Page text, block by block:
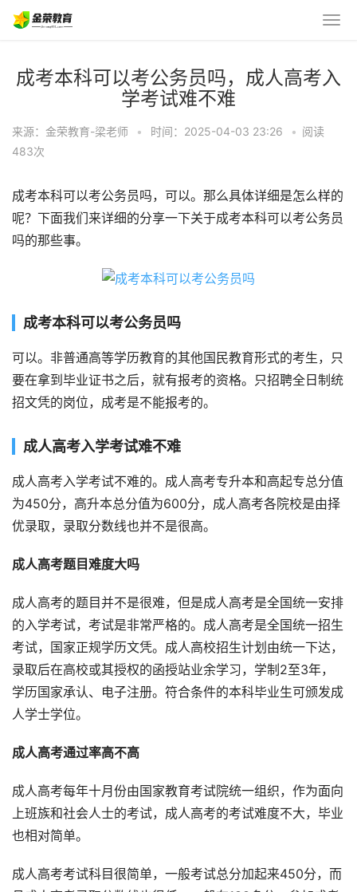
成考本科可以考公务员吗，成人高考入
学考试难不难
来源：金荣教育-梁老师 • 时间：2025-04-03 23:26 • 阅读
483次
成考本科可以考公务员吗，可以。那么具体详细是怎么样的
呢？下面我们来详细的分享一下关于成考本科可以考公务员
吗的那些事。
成考本科可以考公务员吗
可以。非普通高等学历教育的其他国民教育形式的考生，只
要在拿到毕业证书之后，就有报考的资格。只招聘全日制统
招文凭的岗位，成考是不能报考的。
成人高考入学考试难不难
成人高考入学考试不难的。成人高考专升本和高起专总分值
为450分，高升本总分值为600分，成人高考各院校是由择
优录取，录取分数线也并不是很高。
成人高考题目难度大吗
成人高考的题目并不是很难，但是成人高考是全国统一安排
的入学考试，考试是非常严格的。成人高考是全国统一招生
考试，国家正规学历文凭。成人高校招生计划由统一下达，
录取后在高校或其授权的函授站业余学习，学制2至3年，
学历国家承认、电子注册。符合条件的本科毕业生可颁发成
人学士学位。
成人高考通过率高不高
成人高考每年十月份由国家教育考试院统一组织，作为面向
上班族和社会人士的考试，成人高考的考试难度不大，毕业
也相对简单。
成人高考考试科目很简单，一般考试总分加起来450分，而